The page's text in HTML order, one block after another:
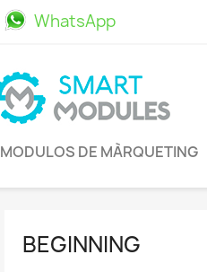
WhatsApp
MODULOS DE MÀRQUETING
BEGINNING